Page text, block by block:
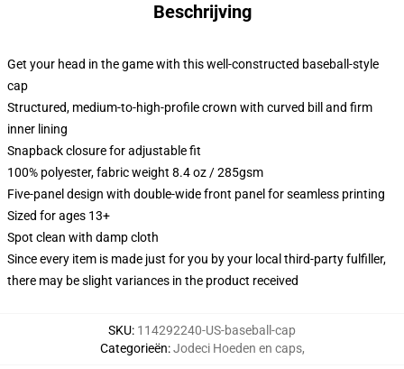
Beschrijving
Get your head in the game with this well-constructed baseball-style
cap
Structured, medium-to-high-profile crown with curved bill and firm
inner lining
Snapback closure for adjustable fit
100% polyester, fabric weight 8.4 oz / 285gsm
Five-panel design with double-wide front panel for seamless printing
Sized for ages 13+
Spot clean with damp cloth
Since every item is made just for you by your local third-party fulfiller,
there may be slight variances in the product received
SKU: 114292240-US-baseball-cap
Categorieën:Jodeci Hoeden en caps,